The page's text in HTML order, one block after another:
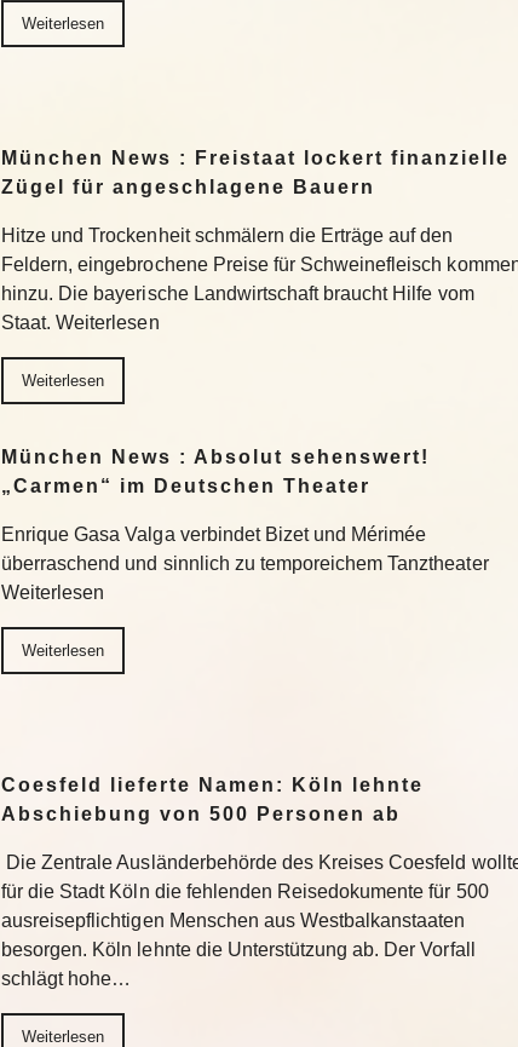
Weiterlesen
München News : Freistaat lockert finanzielle
Zügel für angeschlagene Bauern
Hitze und Trockenheit schmälern die Erträge auf den
Feldern, eingebrochene Preise für Schweinefleisch
hinzu. Die bayerische Landwirtschaft braucht Hilfe vom
Staat. Weiterlesen
Weiterlesen
München News : Absolut sehenswert!
„Carmen“ im Deutschen Theater
Enrique Gasa Valga verbindet Bizet und Mérimée
überraschend und sinnlich zu temporeichem Tanztheater
Weiterlesen
Weiterlesen
Coesfeld lieferte Namen: Köln lehnte
Abschiebung von 500 Personen ab
Die Zentrale Ausländerbehörde des Kreises Coesfeld
für die Stadt Köln die fehlenden Reisedokumente für 500
ausreisepflichtigen Menschen aus Westbalkanstaaten
besorgen. Köln lehnte die Unterstützung ab. Der Vorfall
schlägt hohe…
Weiterlesen